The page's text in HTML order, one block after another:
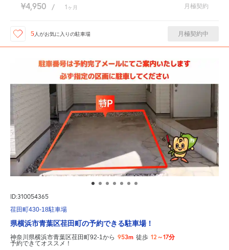
¥4,950 / 1 ヶ月 月極契約
5 人がお気に入りの駐車場 月極契約中
ID:310054365
荏田町430-18駐車場
県横浜市青葉区荏田町の予約できる駐車場！
神奈川県横浜市青葉区荏田町92-1から 953m 徒歩 12～17分
予約できてオススメ！